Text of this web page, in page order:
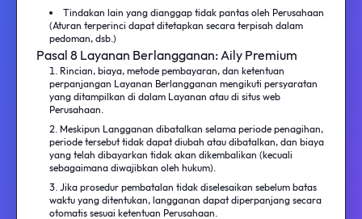
Tindakan lain yang dianggap tidak pantas oleh Perusahaan
(Aturan terperinci dapat ditetapkan secara terpisah dalam
pedoman, dsb.)
Pasal 8 Layanan Berlangganan: Aily Premium
Rincian, biaya, metode pembayaran, dan ketentuan
perpanjangan Layanan Berlangganan mengikuti persyaratan
yang ditampilkan di dalam Layanan atau di situs web
Perusahaan.
Meskipun Langganan dibatalkan selama periode penagihan,
periode tersebut tidak dapat diubah atau dibatalkan, dan biaya
yang telah dibayarkan tidak akan dikembalikan (kecuali
sebagaimana diwajibkan oleh hukum).
Jika prosedur pembatalan tidak diselesaikan sebelum batas
waktu yang ditentukan, langganan dapat diperpanjang secara
otomatis sesuai ketentuan Perusahaan.